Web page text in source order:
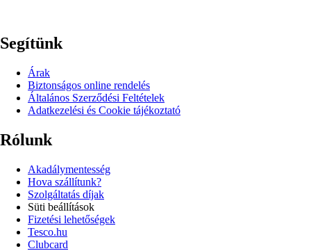
Segítünk
Árak
Biztonságos online rendelés
Általános Szerződési Feltételek
Adatkezelési és Cookie tájékoztató
Rólunk
Akadálymentesség
Hova szállítunk?
Szolgáltatás díjak
Süti beállítások
Fizetési lehetőségek
Tesco.hu
Clubcard